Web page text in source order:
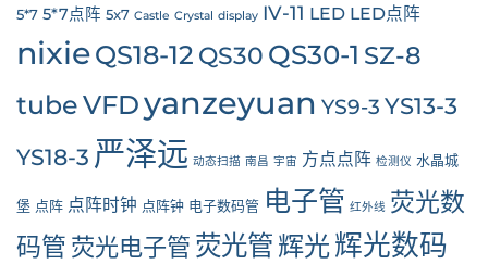
5*7 5*7点阵 5x7 Castle Crystal display IV-11 LED LED点阵
nixieQS18-12 QS30 QS30-1 SZ-8
tubeVFDyanzeyuan YS9-3 YS13-3
YS18-3 严泽远 动态扫描 南昌 宇宙 方点点阵 检测仪 水晶城
堡 点阵 点阵时钟 点阵钟 电子数码管 电子管 红外线 荧光数
码管 荧光电子管 荧光管 辉光辉光数码